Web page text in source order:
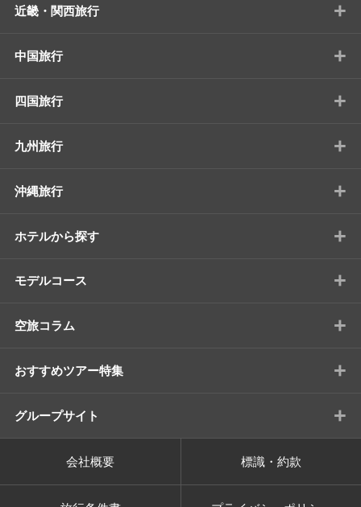
近畿・関西旅行 +
中国旅行 +
四国旅行 +
九州旅行 +
沖縄旅行 +
ホテルから探す +
モデルコース +
空旅コラム +
おすすめツアー特集 +
グループサイト +
会社概要 標識・約款